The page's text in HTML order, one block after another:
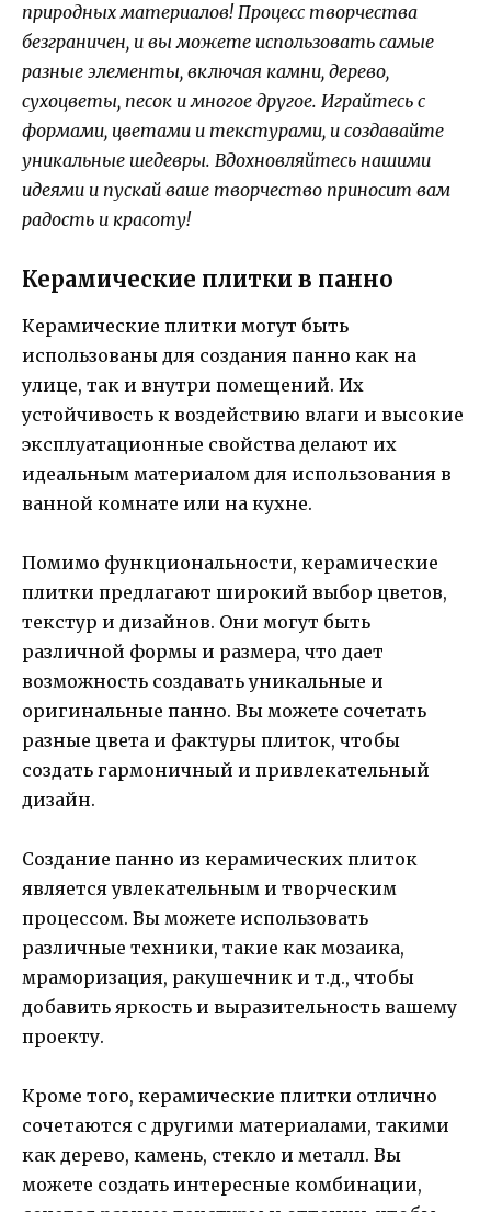
природных материалов! Процесс творчества
безграничен, и вы можете использовать самые
разные элементы, включая камни, дерево,
сухоцветы, песок и многое другое. Играйтесь с
формами, цветами и текстурами, и создавайте
уникальные шедевры. Вдохновляйтесь нашими
идеями и пускай ваше творчество приносит вам
радость и красоту!
Керамические плитки в панно
Керамические плитки могут быть
использованы для создания панно как на
улице, так и внутри помещений. Их
устойчивость к воздействию влаги и высокие
эксплуатационные свойства делают их
идеальным материалом для использования в
ванной комнате или на кухне.
Помимо функциональности, керамические
плитки предлагают широкий выбор цветов,
текстур и дизайнов. Они могут быть
различной формы и размера, что дает
возможность создавать уникальные и
оригинальные панно. Вы можете сочетать
разные цвета и фактуры плиток, чтобы
создать гармоничный и привлекательный
дизайн.
Создание панно из керамических плиток
является увлекательным и творческим
процессом. Вы можете использовать
различные техники, такие как мозаика,
мраморизация, ракушечник и т.д., чтобы
добавить яркость и выразительность вашему
проекту.
Кроме того, керамические плитки отлично
сочетаются с другими материалами, такими
как дерево, камень, стекло и металл. Вы
можете создать интересные комбинации,